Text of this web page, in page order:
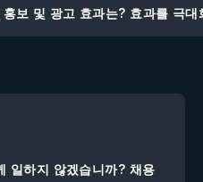
홍보 및 광고 효과는? 효과를 극대
하지 않겠습니까? 채용